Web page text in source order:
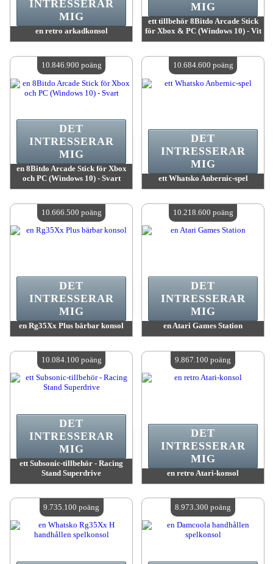
en retro arkadkonsol
Antal tillgängliga:4
INTRESSERAR
MIG
ett tillbehör 8Bitdo Arcade Stick
för Xbox & PC (Windows 10) - Vit
Antal tillgängliga:4
MIG
en 8Bitdo Arcade Stick för Xbox
och PC (Windows 10) - Svart
Antal tillgängliga:4
DET
INTRESSERAR
MIG
10.846.900 poäng
ett Whatsko Anbernic-spel
Antal tillgängliga:4
DET
INTRESSERAR
MIG
10.684.600 poäng
en Rg35Xx Plus bärbar konsol
Antal tillgängliga:4
DET
INTRESSERAR
MIG
10.666.500 poäng
en Atari Games Station
Antal tillgängliga:4
DET
INTRESSERAR
MIG
10.218.600 poäng
ett Subsonic-tillbehör - Racing
Stand Superdrive
Antal tillgängliga:4
DET
INTRESSERAR
MIG
10.084.100 poäng
en retro Atari-konsol
Antal tillgängliga:4
DET
INTRESSERAR
MIG
9.867.100 poäng
9.735.100 poäng 8.973.300 poäng